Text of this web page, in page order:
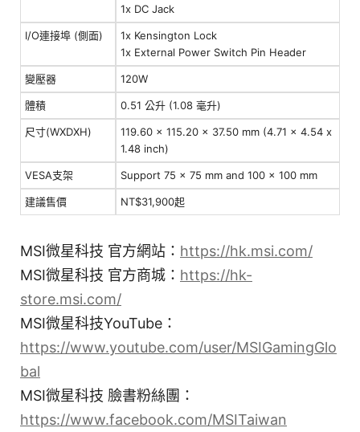
1x DC Jack
I/O連接埠 (側面)
1x Kensington Lock
1x External Power Switch Pin Header
變壓器 120W
體積 0.51 公升 (1.08 毫升)
尺寸(WXDXH)
119.60 x 115.20 x 37.50 mm (4.71 x 4.54 x
1.48 inch)
VESA支架 Support 75 x 75 mm and 100 x 100 mm
建議售價 NT$31,900起
MSI微星科技 官方網站： https://hk.msi.com/
MSI微星科技 官方商城： https://hk-
store.msi.com/
MSI微星科技YouTube：
https://www.youtube.com/user/MSIGamingGlo
bal
MSI微星科技 臉書粉絲團：
https://www.facebook.com/MSITaiwan